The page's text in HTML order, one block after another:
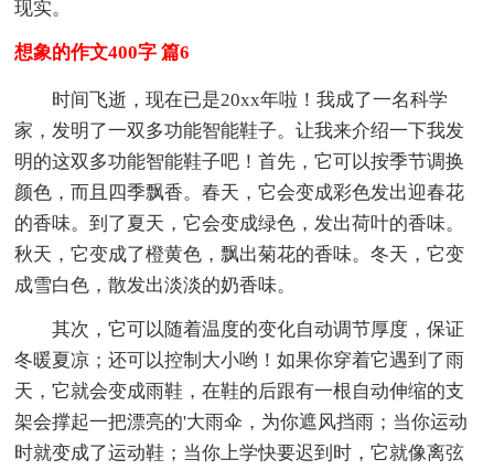
现实。
想象的作文400字 篇6
时间飞逝，现在已是20xx年啦！我成了一名科学
家，发明了一双多功能智能鞋子。让我来介绍一下我发
明的这双多功能智能鞋子吧！首先，它可以按季节调换
颜色，而且四季飘香。春天，它会变成彩色发出迎春花
的香味。到了夏天，它会变成绿色，发出荷叶的香味。
秋天，它变成了橙黄色，飘出菊花的香味。冬天，它变
成雪白色，散发出淡淡的奶香味。
其次，它可以随着温度的变化自动调节厚度，保证
冬暖夏凉；还可以控制大小哟！如果你穿着它遇到了雨
天，它就会变成雨鞋，在鞋的后跟有一根自动伸缩的支
架会撑起一把漂亮的'大雨伞，为你遮风挡雨；当你运动
时就变成了运动鞋；当你上学快要迟到时，它就像离弦